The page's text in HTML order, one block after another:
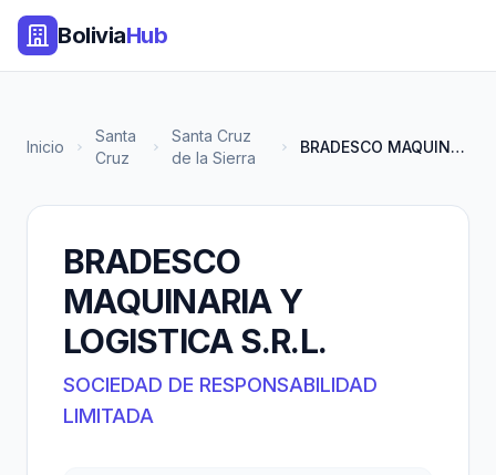
BoliviaHub
Inicio
Santa
Cruz
Santa Cruz
de la Sierra
BRADESCO MAQUINARIA Y LOGISTIC...
BRADESCO
MAQUINARIA Y
LOGISTICA S.R.L.
SOCIEDAD DE RESPONSABILIDAD
LIMITADA